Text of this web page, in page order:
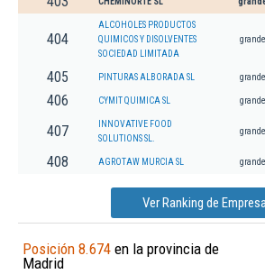
404
ALCOHOLES PRODUCTOS
QUIMICOS Y DISOLVENTES
SOCIEDAD LIMITADA
grande
405 PINTURAS ALBORADA SL grande
406 CYMIT QUIMICA SL grande
407
INNOVATIVE FOOD
SOLUTIONS SL.
grande
408 AGROTAW MURCIA SL grande
Ver Ranking de
Posición 8.674 en la provincia de
Madrid